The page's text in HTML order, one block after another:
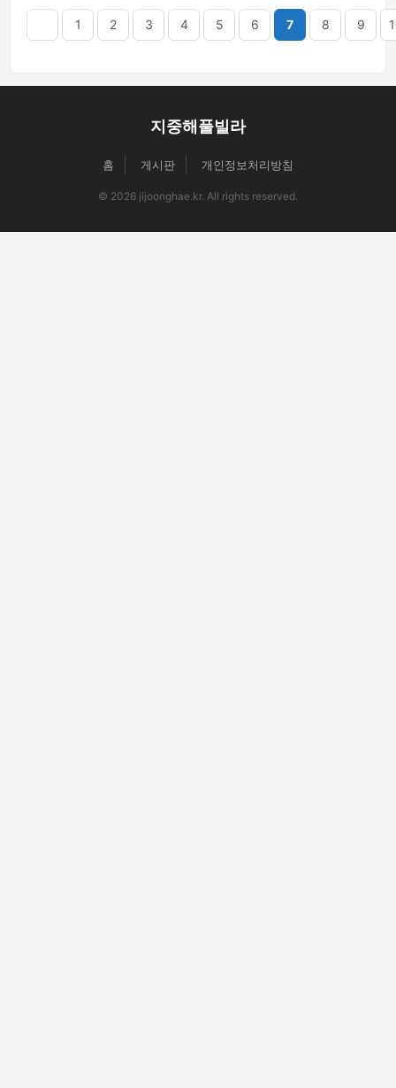
1 2 3 4 5 6 7 8 9
지중해풀빌라
홈 게시판 개인정보처리방침
© 2026 jijoonghae.kr. All rights reserved.